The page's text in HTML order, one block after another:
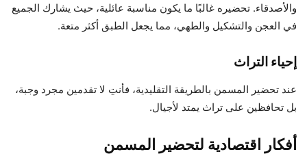
والأصدقاء. تحضيره غالبًا ما يكون مناسبة عائلية، حيث يشارك الجميع
في العجن والتشكيل والطهي، مما يجعل الطبق أكثر متعة.
إحياء التراث
عند تحضير المسمن بالطريقة التقليدية، فأنتِ لا تقدمين مجرد وجبة،
بل تحافظين على تراث يمتد لأجيال.
أفكار اقتصادية لتحضير المسمن